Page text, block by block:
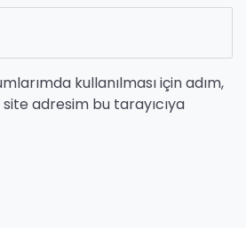
kullanılması için adım,
adresim bu tarayıcıya